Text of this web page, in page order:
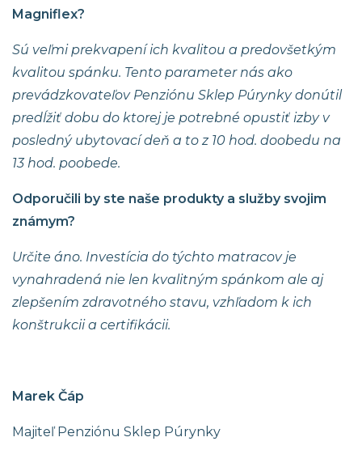
Magniflex?
Sú veľmi prekvapení ich kvalitou a predovšetkým
kvalitou spánku. Tento parameter nás ako
prevádzkovateľov Penziónu Sklep Púrynky donútil
predĺžiť dobu do ktorej je potrebné opustiť izby v
posledný ubytovací deň a to z 10 hod. doobedu na
13 hod. poobede.
Odporučili by ste naše produkty a služby svojim
známym?
Určite áno. Investícia do týchto matracov je
vynahradená nie len kvalitným spánkom ale aj
zlepšením zdravotného stavu, vzhľadom k ich
konštrukcii a certifikácii.
Marek Čáp
Majiteľ Penziónu Sklep Púrynky